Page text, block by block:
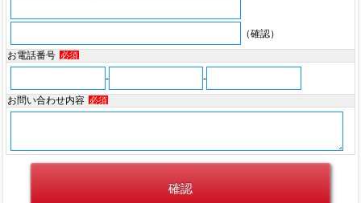
（確認）
お電話番号 必須
-
-
お問い合わせ内容 必須